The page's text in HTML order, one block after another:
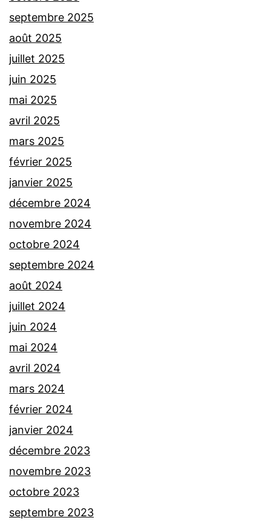
septembre 2025
août 2025
juillet 2025
juin 2025
mai 2025
avril 2025
mars 2025
février 2025
janvier 2025
décembre 2024
novembre 2024
octobre 2024
septembre 2024
août 2024
juillet 2024
juin 2024
mai 2024
avril 2024
mars 2024
février 2024
janvier 2024
décembre 2023
novembre 2023
octobre 2023
septembre 2023